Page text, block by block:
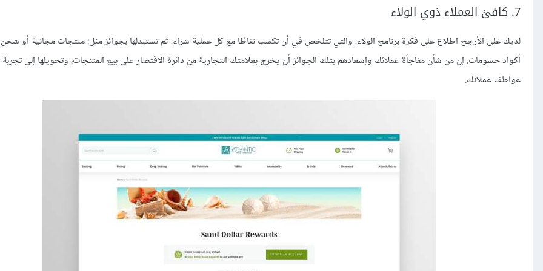
7. كافئ العملاء ذوي الولاء
لديك على الأرجح اطلاع على فكرة برنامج الولاء، والتي تتلخص في أن تكسب نقاطًا مع كل عملية شراء، ثم تستبدلها بجوائز مثل: منتجات مجانية أو
أكواد حسومات. إن من شأن مفاجأة عملائك وإسعادهم بتلك الجوائز أن يخرج بعلامتك التجارية من دائرة الاقتصار على بيع المنتجات، وتحويلها إلى
عواطف عملائك.